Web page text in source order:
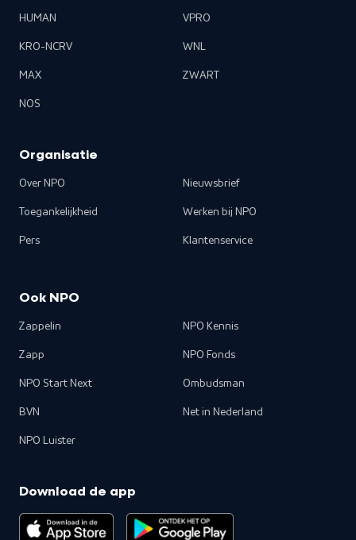
HUMAN
KRO-NCRV
MAX
NOS
VPRO
WNL
ZWART
Organisatie
Over NPO
Toegankelijkheid
Pers
Nieuwsbrief
Werken bij NPO
Klantenservice
Ook NPO
Zappelin
Zapp
NPO Start Next
BVN
NPO Luister
NPO Kennis
NPO Fonds
Ombudsman
Net in Nederland
Download de app